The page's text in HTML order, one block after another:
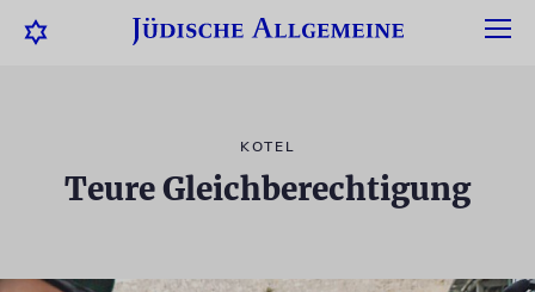
KOTEL
Teure Gleichberechtigung